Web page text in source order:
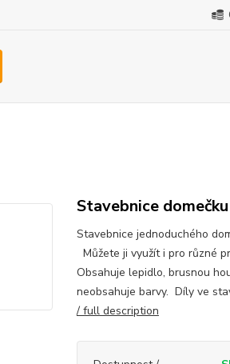
Stavebnice
Stavebnice jednoduchého
Můžete ji využít i pro různé
Obsahuje lepidlo, brusnou
neobsahuje barvy. Díly ve
/ full description